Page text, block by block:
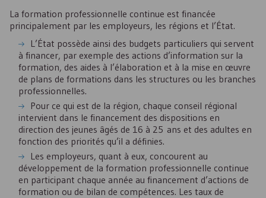
La formation professionnelle continue est financée
principalement par les employeurs, les régions et l’État.
L’État possède ainsi des budgets particuliers qui servent
à financer, par exemple des actions d’information sur la
formation, des aides à l’élaboration et à la mise en œuvre
de plans de formations dans les structures ou les branches
professionnelles.
Pour ce qui est de la région, chaque conseil régional
intervient dans le financement des dispositions en
direction des jeunes âgés de 16 à 25 ans et des adultes en
fonction des priorités qu’il a définies.
Les employeurs, quant à eux, concourent au
développement de la formation professionnelle continue
en participant chaque année au financement d’actions de
formation ou de bilan de compétences. Les taux de